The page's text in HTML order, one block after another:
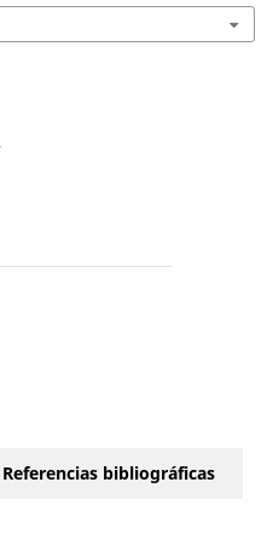
Referencias bibliográficas